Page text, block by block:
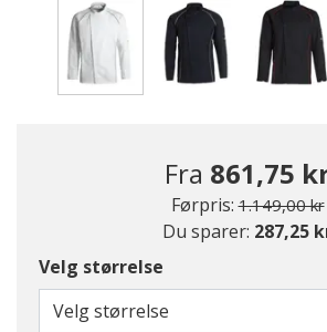
Fra 861,75
Førpris: Pris
1.149,00 krtil
Du sparer: 287,25
Velg størrelse
Velg størrelse